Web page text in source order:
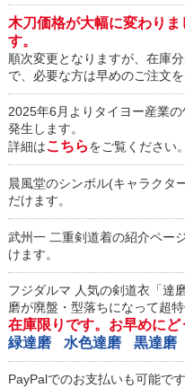
木刀価格が大幅に変わり
す。
順次変更となりますが、在庫
で、必要な方は早めのご注文
2025年6月よりタイヨー産業
発生します。
詳細はこちら をご覧ください。
晨風堂のシンボル(キャラクタ
だけます。
武州一 二重剣道着の紹介ペー
けます。
フジダルマ 人気の剣道衣「達
磨が廃盤・型落ちになって超
在庫限りです。お早めにど
緑達磨
水色達磨 黒達磨
PayPalでのお支払いも可能で